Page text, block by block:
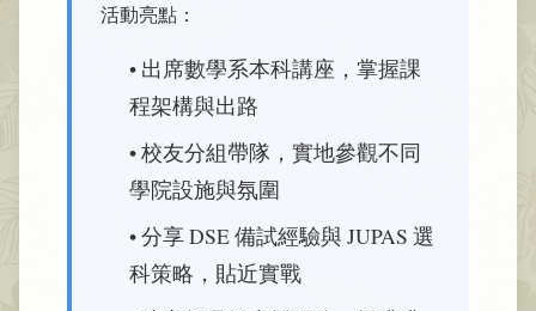
活動亮點：
• 出席數學系本科講座，掌握課
程架構與出路
• 校友分組帶隊，實地參觀不同
學院設施與氛圍
• 分享 DSE 備試經驗與 JUPAS 選
科策略，貼近實戰